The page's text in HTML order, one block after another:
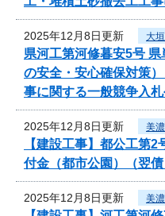
2025年12月8日更新 大
県河工第河修暮安5号
の安全・安心確保対策
事に関する一般競争入
2025年12月8日更新 美
【建設工事】都公工第
付金（都市公園）（翌
2025年12月8日更新 美